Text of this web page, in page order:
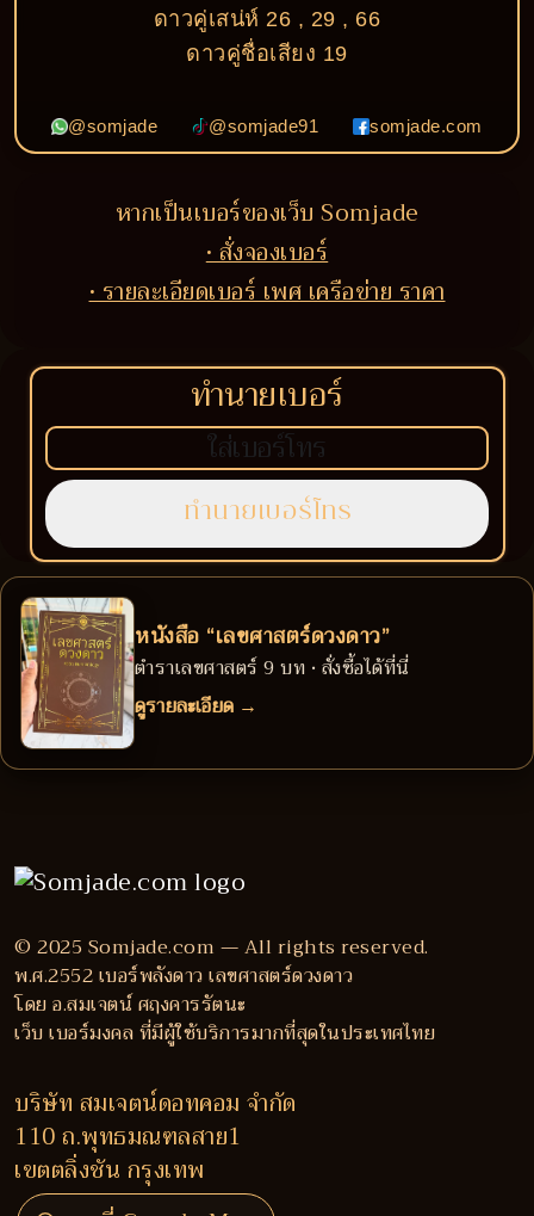
ดาวคู่เสน่ห์ 26 , 29 , 66
ดาวคู่ชื่อเสียง 19
@somjade @somjade91 somjade.com
หากเป็นเบอร์ของเว็บ Somjade
• สั่งจองเบอร์
• รายละเอียดเบอร์ เพศ เครือข่าย ราคา
ทำนายเบอร์
หนังสือ “เลขศาสตร์ดวงดาว”
ตำราเลขศาสตร์ 9 บท • สั่งซื้อได้ที่นี่
ดูรายละเอียด →
© 2025 Somjade.com — All rights reserved.
พ.ศ.2552 เบอร์พลังดาว เลขศาสตร์ดวงดาว
โดย อ.สมเจตน์ ศฤงคารรัตนะ
เว็บ เบอร์มงคล ที่มีผู้ใช้บริการมากที่สุดในประเทศไทย
บริษัท สมเจตน์ดอทคอม จำกัด
110 ถ.พุทธมณฑลสาย1
เขตตลิ่งชัน กรุงเทพ